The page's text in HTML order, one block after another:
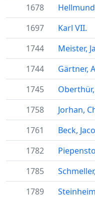
1678
1697
Karl VII.
1744
Meister,
1744
Gärtner,
1745
1758
Jorhan,
1761
Beck,
1782
1785
1789